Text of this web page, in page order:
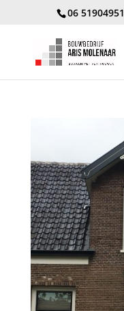
06 51904951